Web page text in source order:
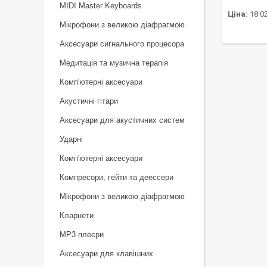
Ціна: 18
MIDI Master Keyboards
Мікрофони з великою діафрагмою
Аксесуари сигнального процесора
Медитація та музична терапія
Комп'ютерні аксесуари
Акустичні гітари
Аксесуари для акустичних систем
Ударні
Комп'ютерні аксесуари
Компресори, гейти та деессери
Мікрофони з великою діафрагмою
Кларнети
MP3 плеєри
Аксесуари для клавішних